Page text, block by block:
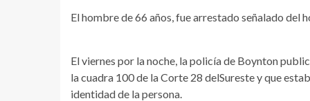
El hombre de 66 años, fue arrestado señalado del
El viernes por la noche, la policía de Boynton
la cuadra 100 de la Corte 28 delSureste y que
identidad de la persona.